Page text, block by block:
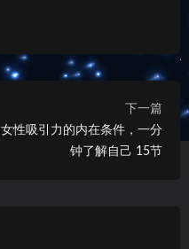
下一篇
女性吸引力的内在条件，一分
钟了解自己 15节